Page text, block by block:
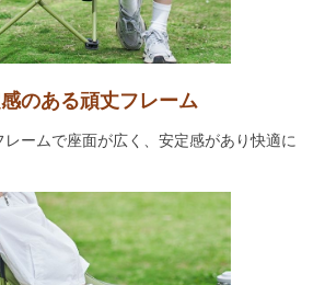
のある頑丈フレーム
レームで座面が広く、安定感があり快適に